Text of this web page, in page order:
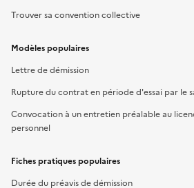
Trouver sa convention collective
Modèles populaires
Lettre de démission
Rupture du contrat en période d'essai par le
Convocation à un entretien préalable au
personnel
Fiches pratiques populaires
Durée du préavis de démission